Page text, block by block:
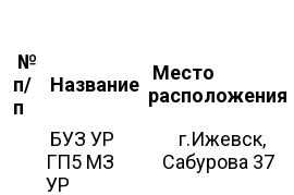
№
п/
п
Название
Место
расположения
БУЗ УР
ГП5 МЗ
УР
г.Ижевск,
Сабурова 37